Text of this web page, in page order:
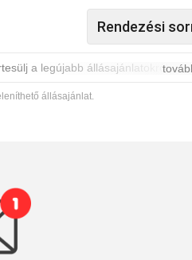
a legújabb állásajánlatokról.
állásajánlat.